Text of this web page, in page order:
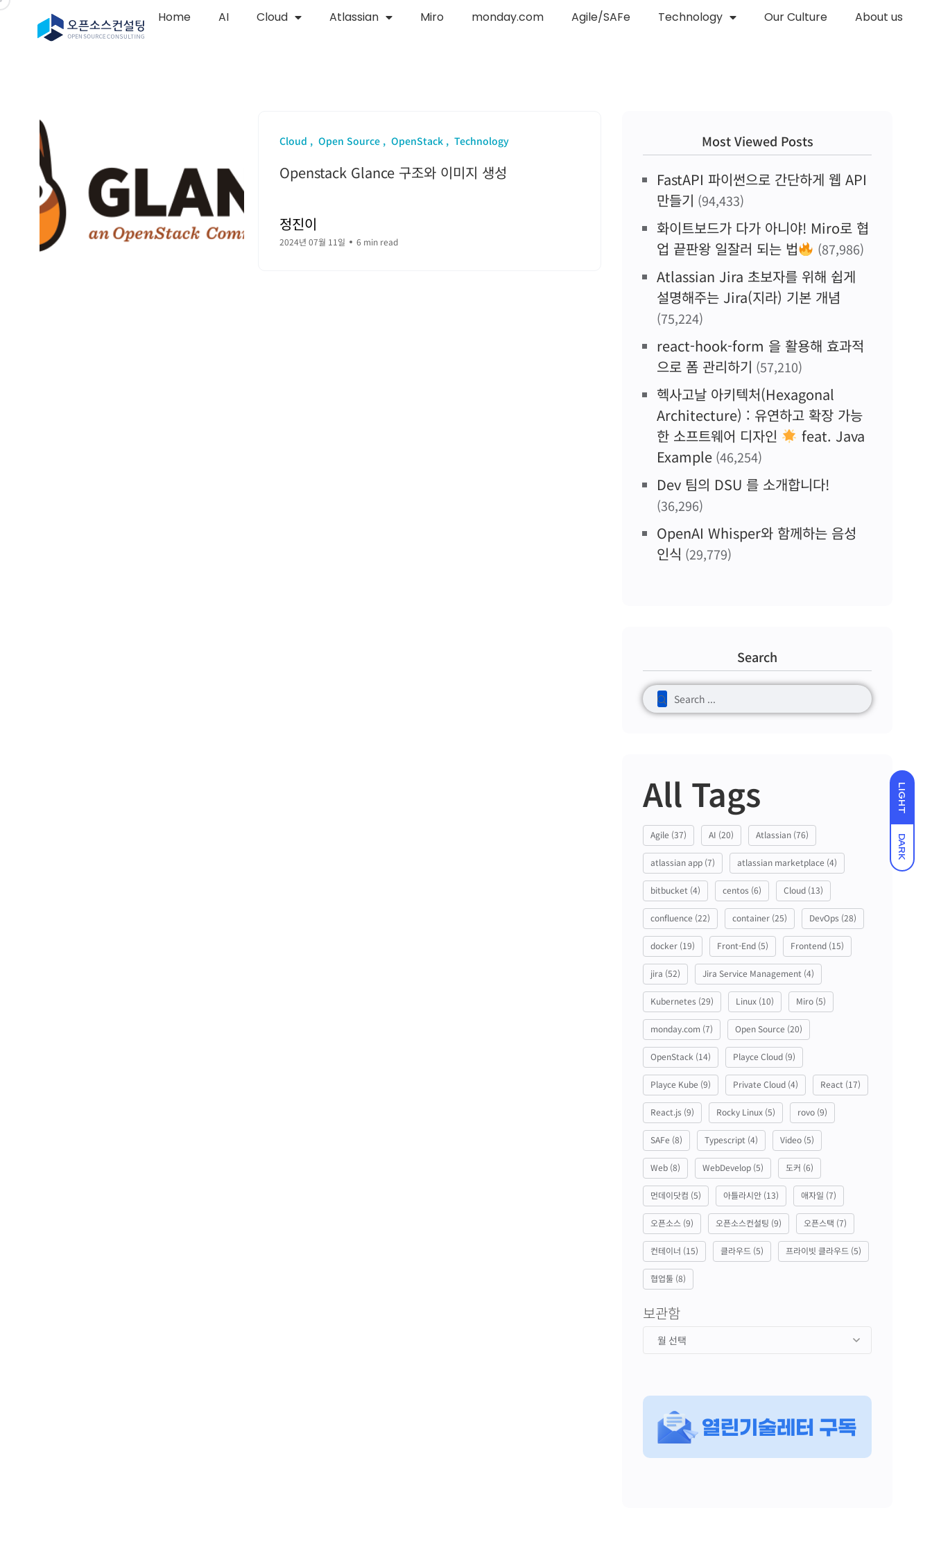
LIGHT
DARK
Home AI Cloud Atlassian Miro monday.com Agile/SAFe Technology Our Culture About us
Cloud Open Source OpenStack Technology
Openstack Glance 구조와 이미지 생성
정진이
2024년 07월 11일 6 min read
Most Viewed Posts
FastAPI 파이썬으로 간단하게 웹 API
만들기 (94,433)
화이트보드가 다가 아니야! Miro로 협
업 끝판왕 일잘러 되는 법
(87,986)
Atlassian Jira 초보자를 위해 쉽게
설명해주는 Jira(지라) 기본 개념
(75,224)
react-hook-form 을 활용해 효과적
으로 폼 관리하기 (57,210)
헥사고날 아키텍처(Hexagonal
Architecture) : 유연하고 확장 가능
한 소프트웨어 디자인
feat. Java
Example (46,254)
Dev 팀의 DSU 를 소개합니다!
(36,296)
OpenAI Whisper와 함께하는 음성
인식 (29,779)
Search
All Tags
Agile (37) AI (20) Atlassian (76)
atlassian app (7) atlassian marketplace (4)
bitbucket (4) centos (6) Cloud (13)
confluence (22) container (25) DevOps (28)
docker (19) Front-End (5) Frontend (15)
jira (52) Jira Service Management (4)
Kubernetes (29) Linux (10) Miro (5)
monday.com (7) Open Source (20)
OpenStack (14) Playce Cloud (9)
Playce Kube (9) Private Cloud (4) React (17)
React.js (9) Rocky Linux (5) rovo (9)
SAFe (8) Typescript (4) Video (5)
Web (8) WebDevelop (5) 도커 (6)
먼데이닷컴 (5) 아틀라시안 (13) 애자일 (7)
오픈소스 (9) 오픈소스컨설팅 (9) 오픈스택 (7)
컨테이너 (15) 클라우드 (5) 프라이빗 클라우드 (5)
협업툴 (8)
보관함